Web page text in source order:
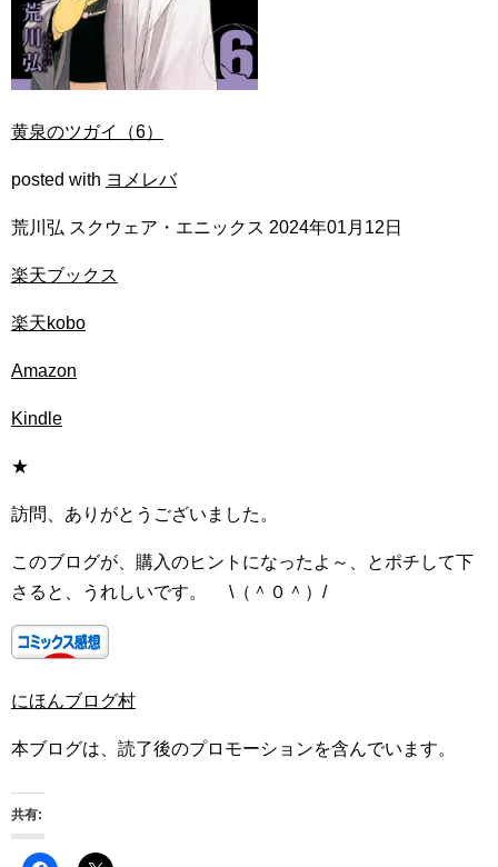
黄泉のツガイ（6）
posted with ヨメレバ
荒川弘 スクウェア・エニックス 2024年01月12日
楽天ブックス
楽天kobo
Amazon
Kindle
★
訪問、ありがとうございました。
このブログが、購入のヒントになったよ～、とポチして下
さると、うれしいです。 \（＾０＾）/
にほんブログ村
本ブログは、読了後のプロモーションを含んでいます。
共有: